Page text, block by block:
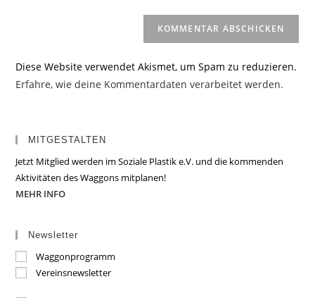
Diese Website verwendet Akismet, um Spam zu reduzieren.
Erfahre, wie deine Kommentardaten verarbeitet werden.
MITGESTALTEN
Jetzt Mitglied werden im Soziale Plastik e.V. und die kommenden
Aktivitäten des Waggons mitplanen!
MEHR INFO
Newsletter
Waggonprogramm
Vereinsnewsletter